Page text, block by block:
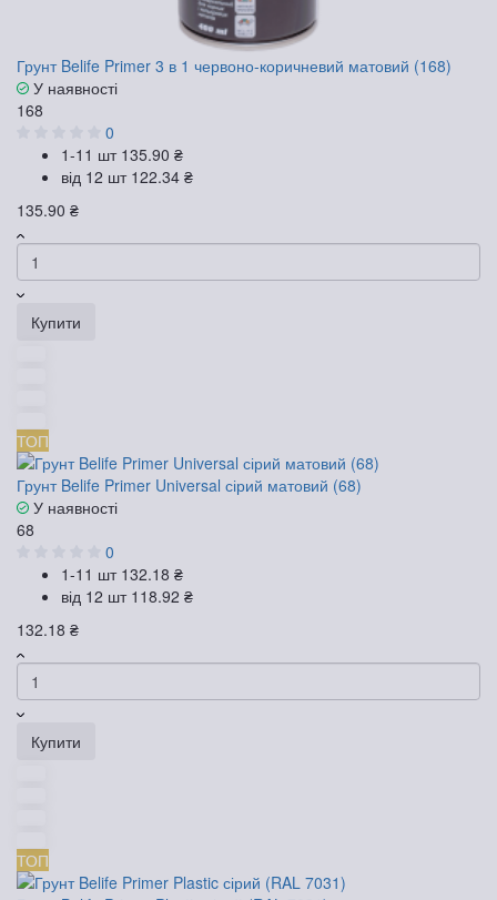
Грунт Belife Primer 3 в 1 червоно-коричневий матовий (168)
У наявності
168
0
1-11 шт 135.90 ₴
від 12 шт 122.34 ₴
135.90 ₴
Купити
ТОП
Грунт Belife Primer Universal сірий матовий (68)
У наявності
68
0
1-11 шт 132.18 ₴
від 12 шт 118.92 ₴
132.18 ₴
Купити
ТОП